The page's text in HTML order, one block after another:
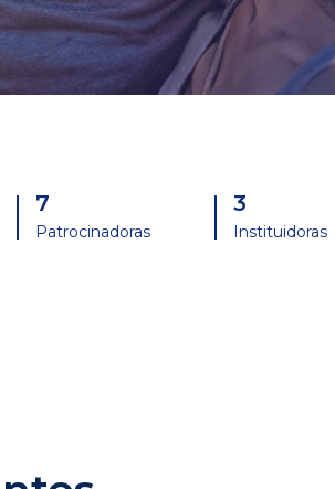
7
Patrocinadoras
3
Instituidoras